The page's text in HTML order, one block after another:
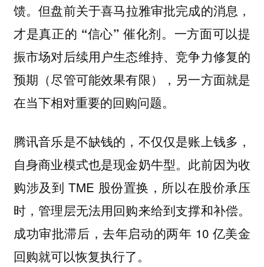
馈。但盘前关于喜马拉雅审批完成的消息，
才是真正的 “信心” 催化剂。 一方面可以提
振市场对后续用户生态维持、竞争力修复的
预期（尽管可能效果有限），另一方面就是
在当下相对重要的回购问题。
腾讯音乐是不缺钱的，不仅仅是账上钱多，
自身商业模式也是现金奶牛型。此前因为收
购涉及到 TME 股份置换，所以在股价承压
时，管理层无法用回购来给到支撑和补偿。
成功审批滞后，去年启动的两年 10 亿美金
回购就可以恢复执行了。